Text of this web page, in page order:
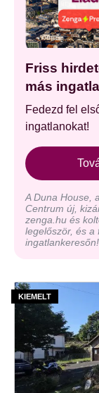
Friss
más
Fedezd fel
ingatlanokat!
A Duna House,
Centrum új,
zenga.hu és
legelőször, és a
ingatlankeresőn!